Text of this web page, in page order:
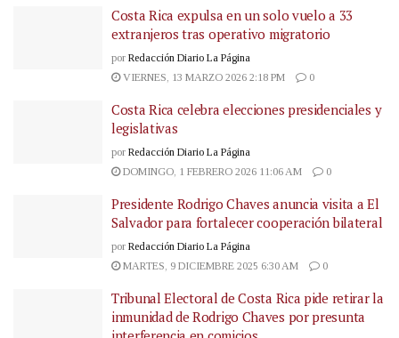
Costa Rica expulsa en un solo vuelo a 33
extranjeros tras operativo migratorio
por Redacción Diario La Página
VIERNES, 13 MARZO 2026 2:18 PM
0
Costa Rica celebra elecciones presidenciales y
legislativas
por Redacción Diario La Página
DOMINGO, 1 FEBRERO 2026 11:06 AM
0
Presidente Rodrigo Chaves anuncia visita a El
Salvador para fortalecer cooperación bilateral
por Redacción Diario La Página
MARTES, 9 DICIEMBRE 2025 6:30 AM
0
Tribunal Electoral de Costa Rica pide retirar la
inmunidad de Rodrigo Chaves por presunta